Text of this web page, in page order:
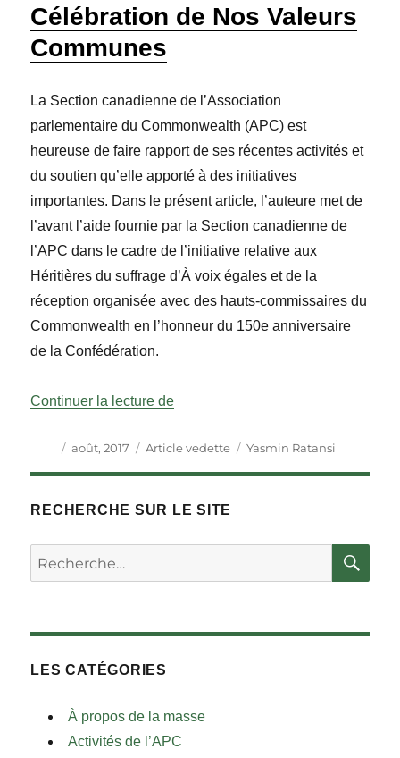
Célébration de Nos Valeurs
Communes
La Section canadienne de l’Association
parlementaire du Commonwealth (APC) est
heureuse de faire rapport de ses récentes activités et
du soutien qu’elle apporté à des initiatives
importantes. Dans le présent article, l’auteure met de
l’avant l’aide fournie par la Section canadienne de
l’APC dans le cadre de l’initiative relative aux
Héritières du suffrage d’À voix égales et de la
réception organisée avec des hauts-commissaires du
Commonwealth en l’honneur du 150e anniversaire
de la Confédération.
Continuer la lecture de« Le Canada et Le
Auteur
Publié
août, 2017 Catégories
Article vedette Étiquettes
Yasmin Ratansi
RECHERCHE SUR LE SITE
Rechercher :
LES CATÉGORIES
À propos de la masse
Activités de l’APC